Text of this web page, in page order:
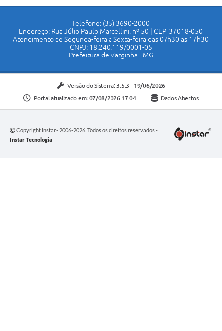
Telefone: (35) 3690-2000
Endereço: Rua Júlio Paulo Marcellini, nº 50 | CEP: 37018-050
Atendimento de Segunda-feira a Sexta-feira das 07h30 as 17h30
CNPJ: 18.240.119/0001-05
Prefeitura de Varginha - MG
Versão do Sistema: 3.5.3 - 19/06/2026
Portal atualizado em: 07/08/2026 17:04 Dados Abertos
Copyright Instar - 2006-2026. Todos os direitos reservados -
Instar Tecnologia